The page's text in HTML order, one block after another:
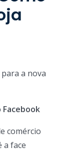
a nova
Facebook
comércio
a face